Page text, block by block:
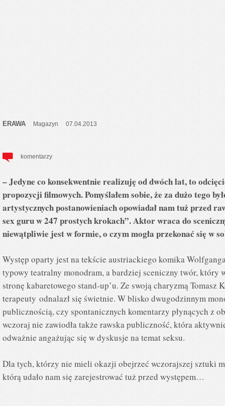
ERAWA Magazyn 07.04.2013
komentarzy
– Jedyne co konsekwentnie realizuję od dwóch lat, to
propozycji filmowych. Pomyślałem sobie, że za dużo tego
artystycznych postanowieniach opowiadał nam tuż przed
sex guru w 247 prostych krokach”. Aktor wraca do
niewątpliwie jest w formie, o czym mogła przekonać się w
Występ oparty jest na tekście austriackiego komika
typowy teatralny monodram, a bardziej sceniczny twór, który
stronę kabaretowego stand-up’u. Ze swoją charyzmą
terapeuty odnalazł się świetnie. W blisko dwugodzinnym
publicznością, czy spontanicznych komentarzy płynących z
wczoraj nie zawiodła także rawska publiczność, która
odważnie angażując się w dyskusje na temat seksu.
Dla tych, którzy nie mieli okazji obejrzeć wczorajszej sztuki
którą udało nam się zarejestrować tuż przed występem…